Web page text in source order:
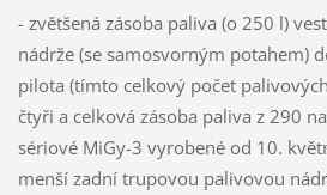
- zvětšená zásoba paliva (o 250 l)
nádrže (se samosvorným potahem)
pilota (tímto celkový počet
čtyři a celková zásoba paliva z 290
sériové MiGy-3 vyrobené od 10.
menší zadní trupovou palivovou